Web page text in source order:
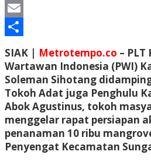
Line
Email
Share
SIAK | Metrotempo.co –
Wartawan Indonesia (PWI)
Soleman Sihotang
Tokoh Adat juga Penghulu
Abok Agustinus, tokoh
menggelar rapat persiapan
penanaman 10 ribu
Penyengat Kecamatan